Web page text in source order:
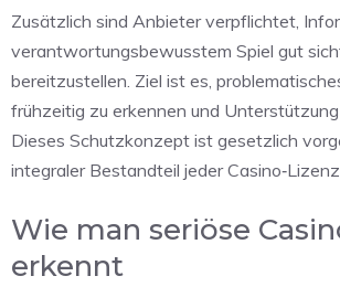
Zusätzlich sind Anbieter verpflichtet,
verantwortungsbewusstem Spiel gut
bereitzustellen. Ziel ist es,
frühzeitig zu erkennen und Unterstützung
Dieses Schutzkonzept ist gesetzlich
integraler Bestandteil jeder Casino‑Lizenz.
Wie man seriöse
erkennt